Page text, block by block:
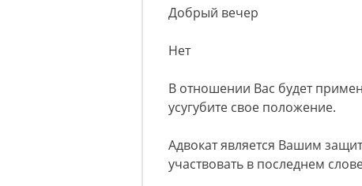
Добрый вечер
Нет
В отношении Вас будет
усугубите свое положение.
Адвокат является Вашим
участвовать в последнем